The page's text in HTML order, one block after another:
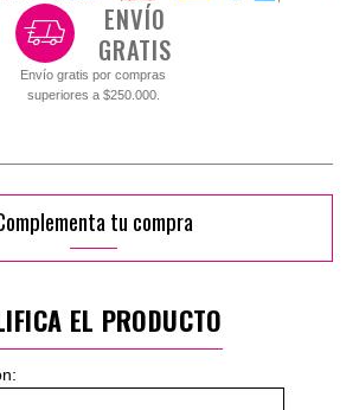
ENVÍO
GRATIS
Envío gratis por compras
superiores a $250.000.
tu compra
EL PRODUCTO